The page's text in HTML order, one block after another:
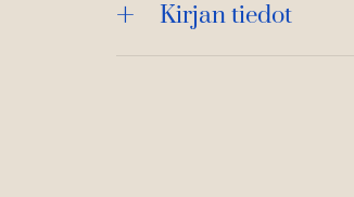
Kirjan tiedot